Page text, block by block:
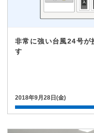
非常に強い台風24号が
す
2018年9月28日(金)